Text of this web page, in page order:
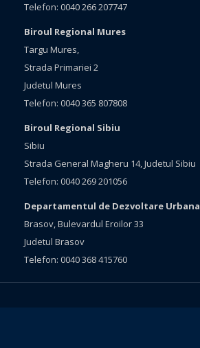
Telefon: 0040 266 207747
Biroul Regional Mures
Targu Mures,
Strada Primariei 2
Judetul Mures
Telefon: 0040 365 807808
Biroul Regional Sibiu
Sibiu
Strada General Magheru 14, Judetul Sibiu
Telefon: 0040 269 201056
Departamentul de Dezvoltare Urbana
Brasov, Bulevardul Eroilor 33
Judetul Brasov
Telefon: 0040 368 415760